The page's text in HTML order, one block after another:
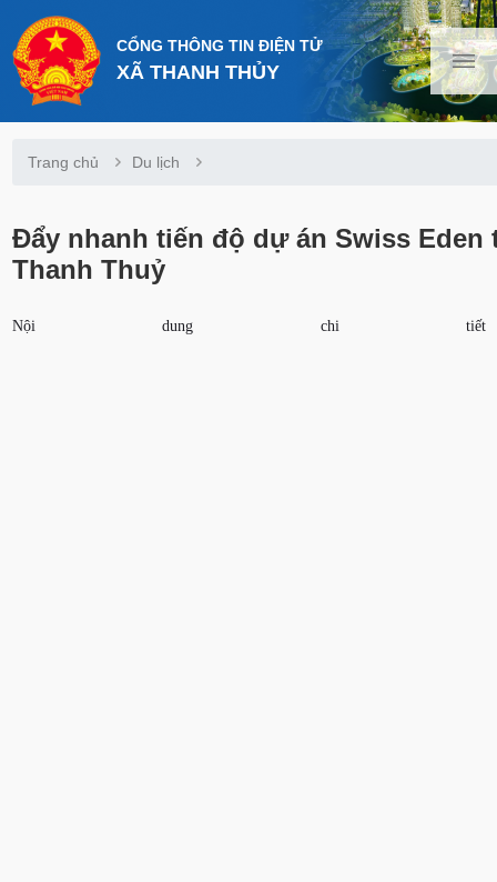
CỔNG THÔNG TIN ĐIỆN TỬ
XÃ THANH THỦY
Trang chủ Du lịch
Đẩy nhanh tiến độ dự án Swiss Eden
Thanh Thuỷ
Nội dung chi